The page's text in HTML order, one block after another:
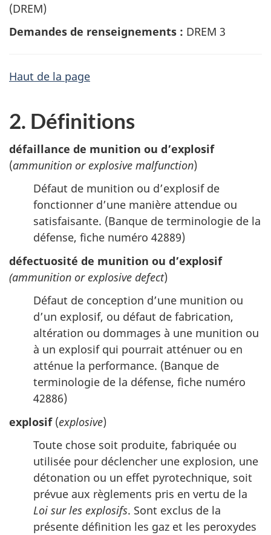
(DREM)
Demandes de renseignements : DREM 3
Haut de la page
2. Définitions
défaillance de munition ou d’explosif
(ammunition or explosive malfunction)
Défaut de munition ou d’explosif de
fonctionner d’une manière attendue ou
satisfaisante. (Banque de terminologie de la
défense, fiche numéro 42889)
défectuosité de munition ou d’explosif
(ammunition or explosive defect)
Défaut de conception d’une munition ou
d’un explosif, ou défaut de fabrication,
altération ou dommages à une munition ou
à un explosif qui pourrait atténuer ou en
atténue la performance. (Banque de
terminologie de la défense, fiche numéro
42886)
explosif(explosive)
Toute chose soit produite, fabriquée ou
utilisée pour déclencher une explosion, une
détonation ou un effet pyrotechnique, soit
prévue aux règlements pris en vertu de la
Loi sur les explosifs. Sont exclus de la
présente définition les gaz et les peroxydes